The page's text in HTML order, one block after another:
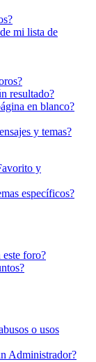
mi lista de
resultado?
en blanco?
y temas?
y
específicos?
foro?
o usos
Administrador?